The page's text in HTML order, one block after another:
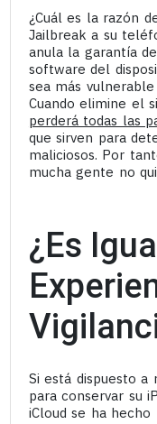
¿Cuál es la razón
Jailbreak a su
anula la garantía
software del
sea más
Cuando elimine el
perderá todas las
que sirven para
maliciosos. Por
mucha gente no
¿Es
Si está dispuesto a
para conservar su
iCloud se ha hecho